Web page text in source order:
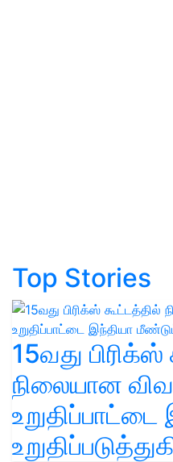
Top Stories
15வது
நிலையான